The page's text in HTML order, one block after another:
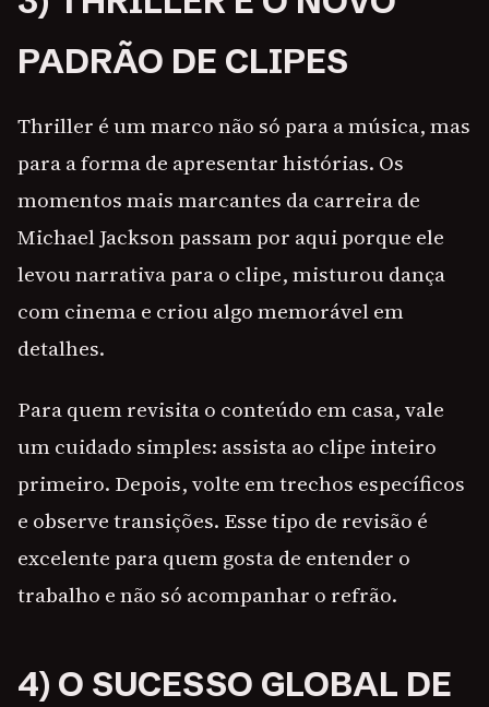
PADRÃO DE CLIPES
Thriller é um marco não só para a música, mas
para a forma de apresentar histórias. Os
momentos mais marcantes da carreira de
Michael Jackson passam por aqui porque ele
levou narrativa para o clipe, misturou dança
com cinema e criou algo memorável em
detalhes.
Para quem revisita o conteúdo em casa, vale
um cuidado simples: assista ao clipe inteiro
primeiro. Depois, volte em trechos específicos
e observe transições. Esse tipo de revisão é
excelente para quem gosta de entender o
trabalho e não só acompanhar o refrão.
4) O SUCESSO GLOBAL DE